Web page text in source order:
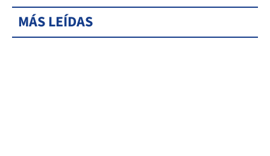
MÁS LEÍDAS